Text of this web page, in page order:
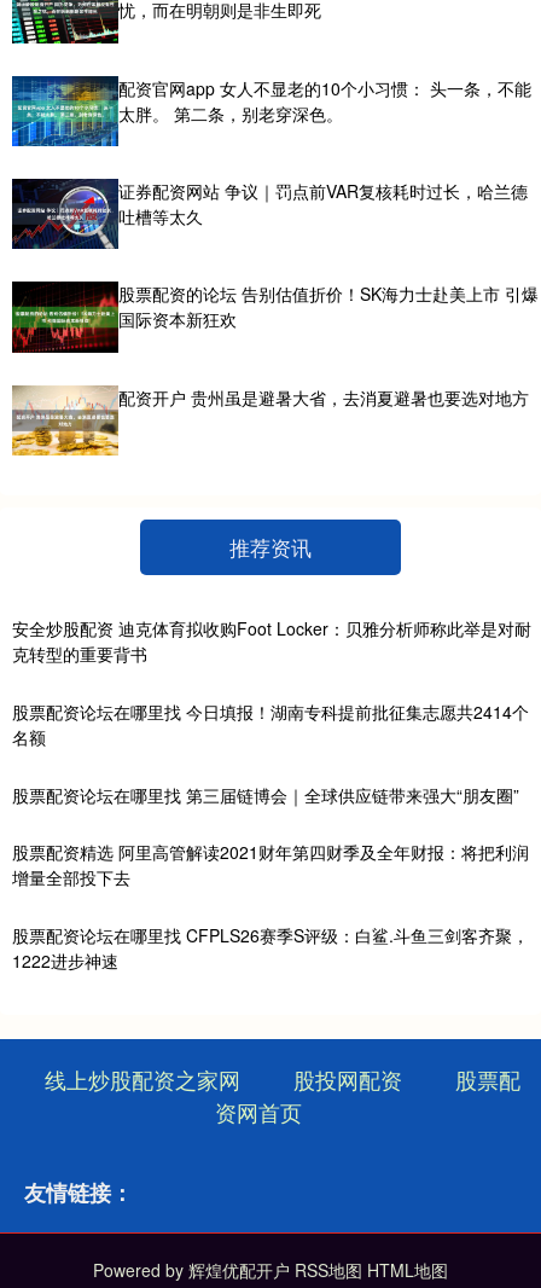
忧，而在明朝则是非生即死
配资官网app 女人不显老的10个小习惯： 头一条，不能
太胖。 第二条，别老穿深色。
证券配资网站 争议｜罚点前VAR复核耗时过长，哈兰德
吐槽等太久
股票配资的论坛 告别估值折价！SK海力士赴美上市 引爆
国际资本新狂欢
配资开户 贵州虽是避暑大省，去消夏避暑也要选对地方
推荐资讯
安全炒股配资 迪克体育拟收购Foot Locker：贝雅分析师称此举是对耐
克转型的重要背书
股票配资论坛在哪里找 今日填报！湖南专科提前批征集志愿共2414个
名额
股票配资论坛在哪里找 第三届链博会｜全球供应链带来强大“朋友圈”
股票配资精选 阿里高管解读2021财年第四财季及全年财报：将把利润
增量全部投下去
股票配资论坛在哪里找 CFPLS26赛季S评级：白鲨.斗鱼三剑客齐聚，
1222进步神速
线上炒股配资之家网 股投网配资
股票配
资网首页
友情链接：
Powered by 辉煌优配开户 RSS地图 HTML地图